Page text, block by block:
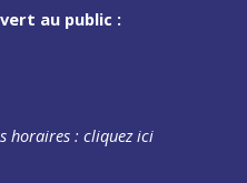
au public :
horaires :cliquez ici